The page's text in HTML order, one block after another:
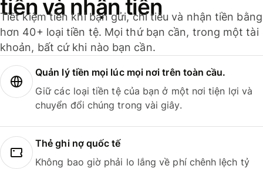
tiền và nhận tiền
Tiết kiệm tiền khi bạn gửi, chi tiêu và nhận tiền bằng
hơn 40+ loại tiền tệ. Mọi thứ bạn cần, trong một tài
khoản, bất cứ khi nào bạn cần.
Quản lý tiền mọi lúc mọi nơi trên toàn cầu.
Giữ các loại tiền tệ của bạn ở một nơi tiện lợi và
chuyển đổi chúng trong vài giây.
Thẻ ghi nợ quốc tế
Không bao giờ phải lo lắng về phí chênh lệch tỷ